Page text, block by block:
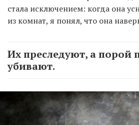
стала исключением: когда она
из комнат, я понял, что она
Их преследуют, а порой
убивают.